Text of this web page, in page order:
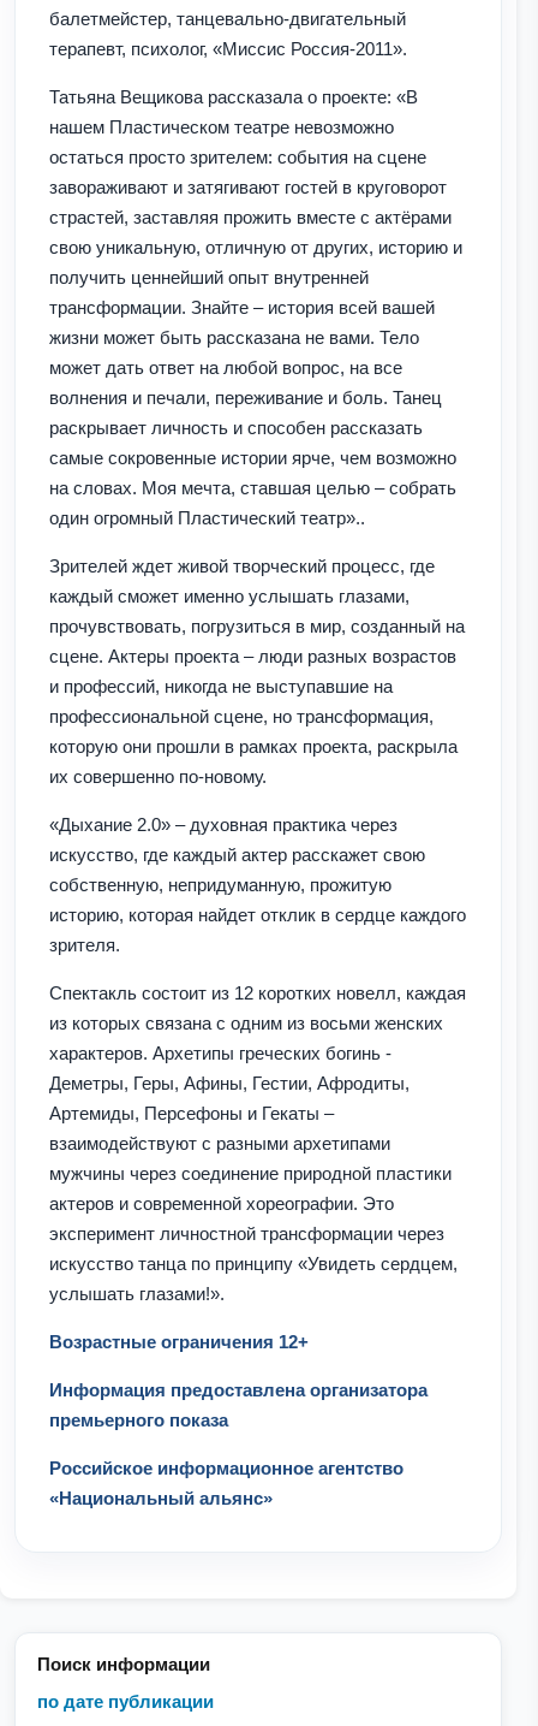
Поиск информации
по дате публикации
балетмейстер, танцевально-двигательный
терапевт, психолог, «Миссис Россия-2011».
Татьяна Вещикова рассказала о проекте: «В
нашем Пластическом театре невозможно
остаться просто зрителем: события на сцене
завораживают и затягивают гостей в круговорот
страстей, заставляя прожить вместе с актёрами
свою уникальную, отличную от других, историю и
получить ценнейший опыт внутренней
трансформации. Знайте – история всей вашей
жизни может быть рассказана не вами. Тело
может дать ответ на любой вопрос, на все
волнения и печали, переживание и боль. Танец
раскрывает личность и способен рассказать
самые сокровенные истории ярче, чем возможно
на словах. Моя мечта, ставшая целью – собрать
один огромный Пластический театр»..
Зрителей ждет живой творческий процесс, где
каждый сможет именно услышать глазами,
прочувствовать, погрузиться в мир, созданный на
сцене. Актеры проекта – люди разных возрастов
и профессий, никогда не выступавшие на
профессиональной сцене, но трансформация,
которую они прошли в рамках проекта, раскрыла
их совершенно по-новому.
«Дыхание 2.0» – духовная практика через
искусство, где каждый актер расскажет свою
собственную, непридуманную, прожитую
историю, которая найдет отклик в сердце каждого
зрителя.
Спектакль состоит из 12 коротких новелл, каждая
из которых связана с одним из восьми женских
характеров. Архетипы греческих богинь -
Деметры, Геры, Афины, Гестии, Афродиты,
Артемиды, Персефоны и Гекаты –
взаимодействуют с разными архетипами
мужчины через соединение природной пластики
актеров и современной хореографии. Это
эксперимент личностной трансформации через
искусство танца по принципу «Увидеть сердцем,
услышать глазами!».
Возрастные ограничения 12+
Информация предоставлена организатора
премьерного показа
Российское информационное агентство
«Национальный альянс»